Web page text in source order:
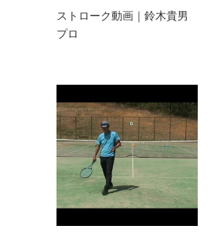
ストローク動画｜鈴木貴男
プロ